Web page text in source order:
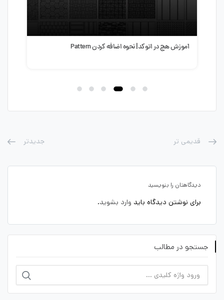
آموزش ساخت پله هوشمند در اتوکد | طراحی سریع و حرفه‌ای
قدیمی تر جدیدتر
دیدگاهتان را بنویسید
برای نوشتن دیدگاه باید وارد بشوید.
جستجو در مطالب